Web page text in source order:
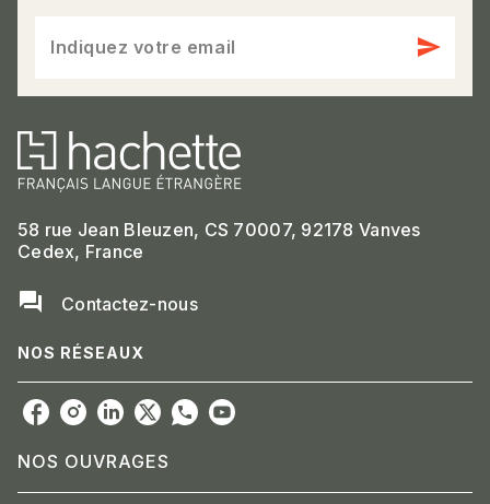
Indiquez votre email send
58 rue Jean Bleuzen, CS 70007, 92178 Vanves
Cedex, France
question_answer Contactez-nous
NOS RÉSEAUX
NOS OUVRAGES